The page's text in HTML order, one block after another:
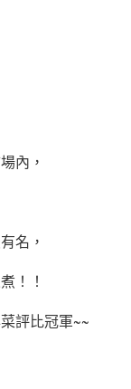
內，
名，
！！
評比冠軍~~